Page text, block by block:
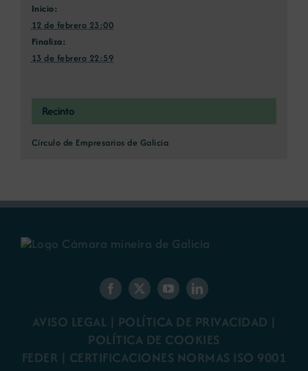
Inicio:
12 de febrero 23:00
Finaliza:
13 de febrero 22:59
Recinto
Círculo de Empresarios de Galicia
AVISO LEGAL | POLÍTICA DE PRIVACIDAD |
POLÍTICA DE COOKIES
FEDER | CERTIFICACIONES NORMAS ISO 9001